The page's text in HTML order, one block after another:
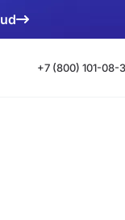
+7 (800) 101-08-